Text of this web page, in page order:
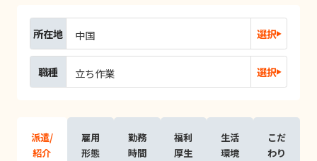
所在地 中国 選択
職種 立ち作業 選択
派遣/
紹介
雇用
形態
勤務
時間
福利
厚生
生活
環境
こだ
わり